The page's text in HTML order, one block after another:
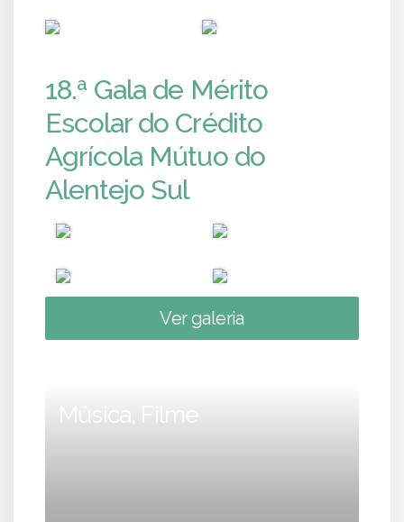
18.ª Gala de Mérito
Escolar do Crédito
Agrícola Mútuo do
Alentejo Sul
Ver galeria
Música, Filme